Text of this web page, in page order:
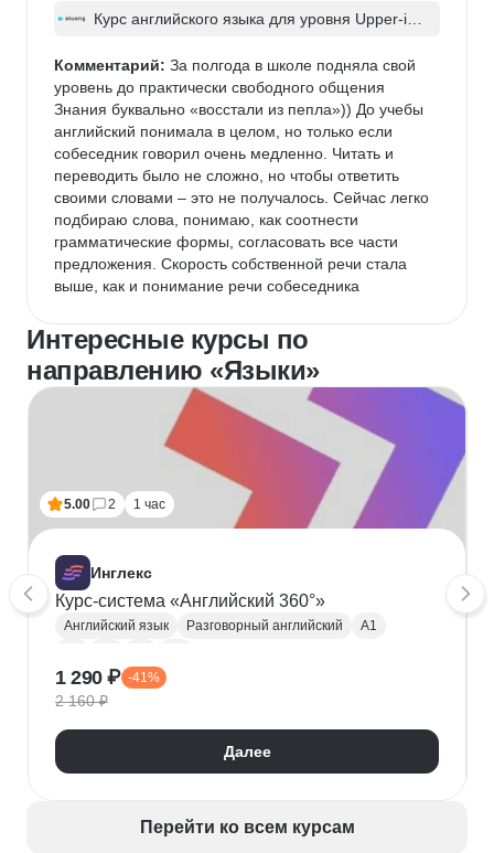
Курс английского языка для уровня Upper-int
Комментарий: За полгода в школе подняла свой
уровень до практически свободного общения
Знания буквально «восстали из пепла»)) До учебы
английский понимала в целом, но только если
собеседник говорил очень медленно. Читать и
переводить было не сложно, но чтобы ответить
своими словами – это не получалось. Сейчас легко
подбираю слова, понимаю, как соотнести
грамматические формы, согласовать все части
предложения. Скорость собственной речи стала
выше, как и понимание речи собеседника
Интересные курсы по
направлению «Языки»
5.00 2 1 час
Инглекс
Курс-система «Английский 360°»
Английский язык Разговорный английский
A1
Английский для путешествий
1 290 ₽ -41%
2 160 ₽
Далее
Перейти ко всем курсам